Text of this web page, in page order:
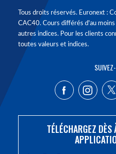
Tous droits réservés. Euronext :
CAC40. Cours différés d'au
autres indices. Pour les clients
toutes valeurs et indices.
TÉLÉCHARGEZ